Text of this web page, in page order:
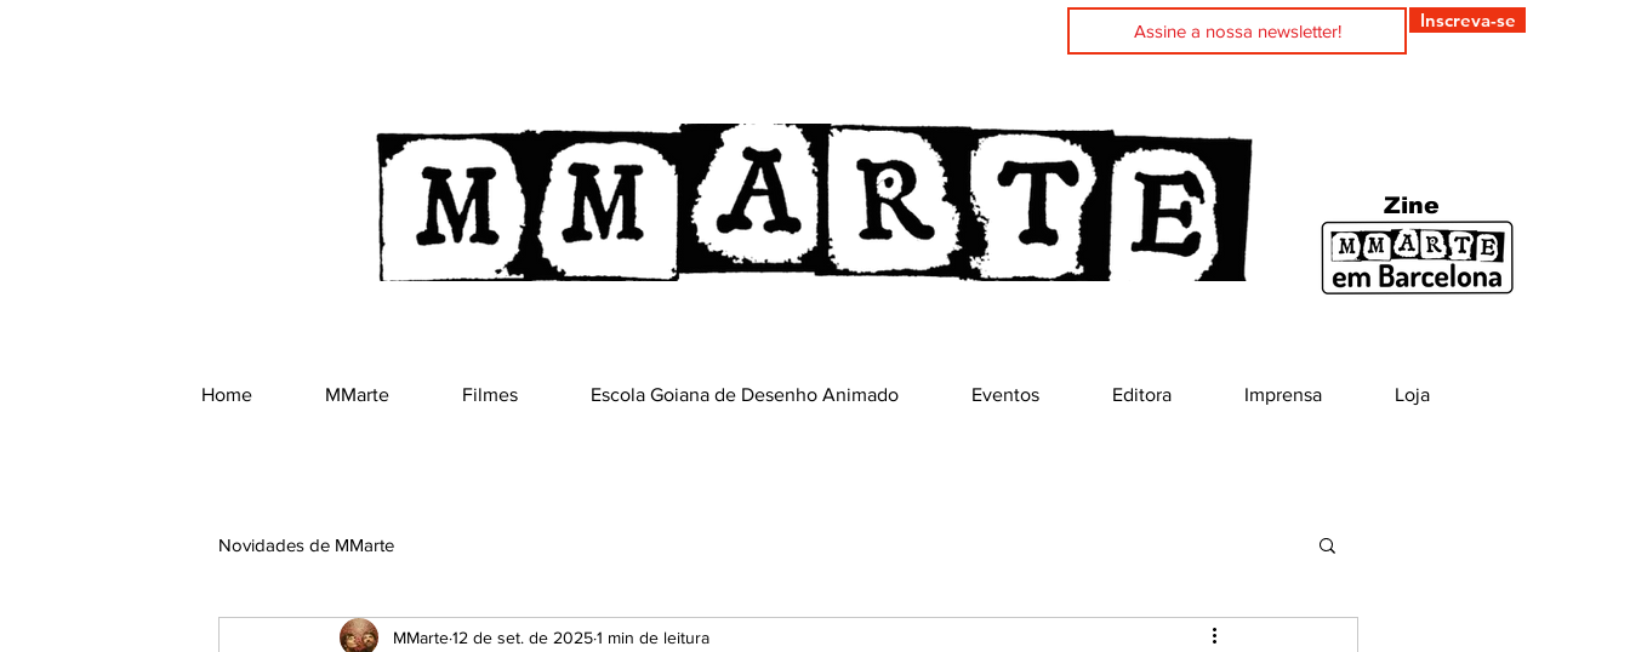
Inscreva-se
Zine
Novidades de MMarte
MMarte12 de set. de 20251 min de leitura
Home MMarte Filmes Escola Goiana de Desenho Animado Eventos Editora Imprensa Loja